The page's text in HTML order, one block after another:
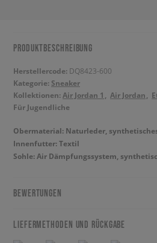
PRODUKTBESCHREIBUNG
Herstellercode: DQ8423-600
Kategorie: Sneaker
Kollektionen:Air Jordan 1 Air Jordan
Für Jugendliche
Obermaterial: Naturleder,
Innenfutter: Textil
Sohle: Air Dämpfungssystem,
BEWERTUNGEN
LIEFERMETHODEN UND RÜCKGABE